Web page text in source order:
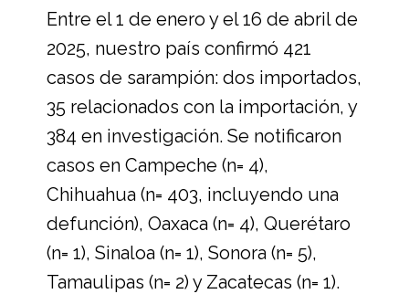
Entre el 1 de enero y el 16 de abril de
2025, nuestro país confirmó 421
casos de sarampión: dos importados,
35 relacionados con la importación, y
384 en investigación. Se notificaron
casos en Campeche (n= 4),
Chihuahua (n= 403, incluyendo una
defunción), Oaxaca (n= 4), Querétaro
(n= 1), Sinaloa (n= 1), Sonora (n= 5),
Tamaulipas (n= 2) y Zacatecas (n= 1).